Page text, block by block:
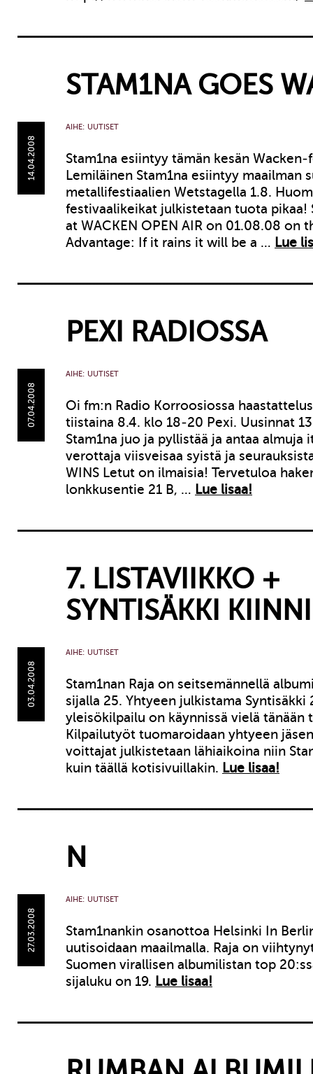
STAM1NA GOES
14.04.2008
AIHE: UUTISET
Stam1na esiintyy tämän kesän
Lemiläinen Stam1na esiintyy maailman
metallifestiaalien Wetstagella 1.8.
festivaalikeikat julkistetaan tuota pikaa!
at WACKEN OPEN AIR on 01.08.08 on
Advantage: If it rains it will be a … Lue
PEXI RADIOSSA
07.04.2008
AIHE: UUTISET
Oi fm:n Radio Korroosiossa
tiistaina 8.4. klo 18-20 Pexi. Uusinnat
Stam1na juo ja pyllistää ja antaa almuja
verottaja viisveisaa syistä ja
WINS Letut on ilmaisia! Tervetuloa
lonkkusentie 21 B, … Lue lisaa!
7. LISTAVIIKKO +
SYNTISÄKKI KIINNI
03.04.2008
AIHE: UUTISET
Stam1nan Raja on seitsemännellä
sijalla 25. Yhtyeen julkistama Syntisäkki
yleisökilpailu on käynnissä vielä tänään
Kilpailutyöt tuomaroidaan yhtyeen
voittajat julkistetaan lähiaikoina niin
kuin täällä kotisivuillakin. Lue lisaa!
N
27.03.2008
AIHE: UUTISET
Stam1nankin osanottoa Helsinki In
uutisoidaan maailmalla. Raja on
Suomen virallisen albumilistan top
sijaluku on 19. Lue lisaa!